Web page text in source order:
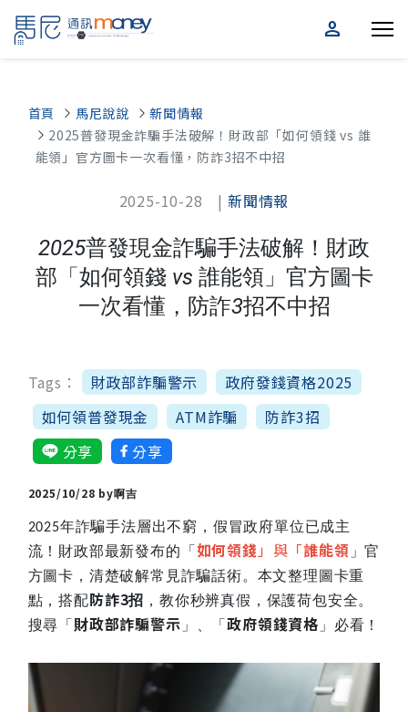
person
首頁 馬尼說說
新聞情報
2025普發現金詐騙手法破解！財政部「如何領錢 vs 誰
能領」官方圖卡一次看懂，防詐3招不中招
2025-10-28 |新聞情報
2025普發現金詐騙手法破解！財政
部「如何領錢 vs 誰能領」官方圖卡
一次看懂，防詐3招不中招
Tags： 財政部詐騙警示
政府發錢資格2025
如何領普發現金
ATM詐騙
防詐3招
分享
分享
2025/10/28 by啊吉
2025年詐騙手法層出不窮，假冒政府單位已成主
流！財政部最新發布的「 如何領錢 」與「誰能領 」官
方圖卡，清楚破解常見詐騙話術。本文整理圖卡重
點，搭配防詐3招 ，教你秒辨真假，保護荷包安全。
搜尋「 財政部詐騙警示 」、「政府領錢資格 」必看！